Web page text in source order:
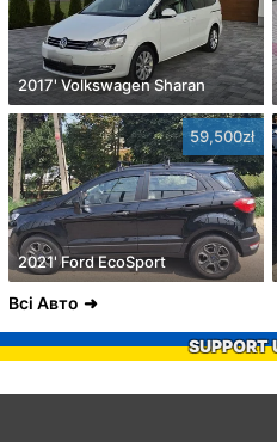
2017' Volkswagen Sharan
59,500zł
2021' Ford EcoSport
Всі Авто
SUPPORT